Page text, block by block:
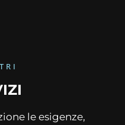
le esigenze,